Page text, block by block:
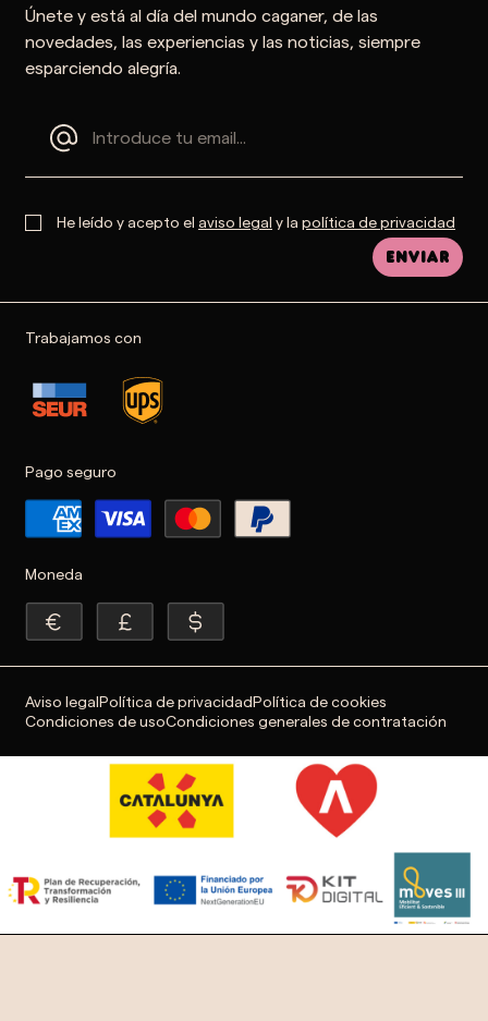
Únete y está al día del mundo caganer, de las
novedades, las experiencias y las noticias, siempre
esparciendo alegría.
He leído y acepto el aviso legal y la política de privacidad
Enviar
Trabajamos con
Pago seguro
Moneda
Aviso legalPolítica de privacidadPolítica de cookies
Condiciones de usoCondiciones generales de contratación